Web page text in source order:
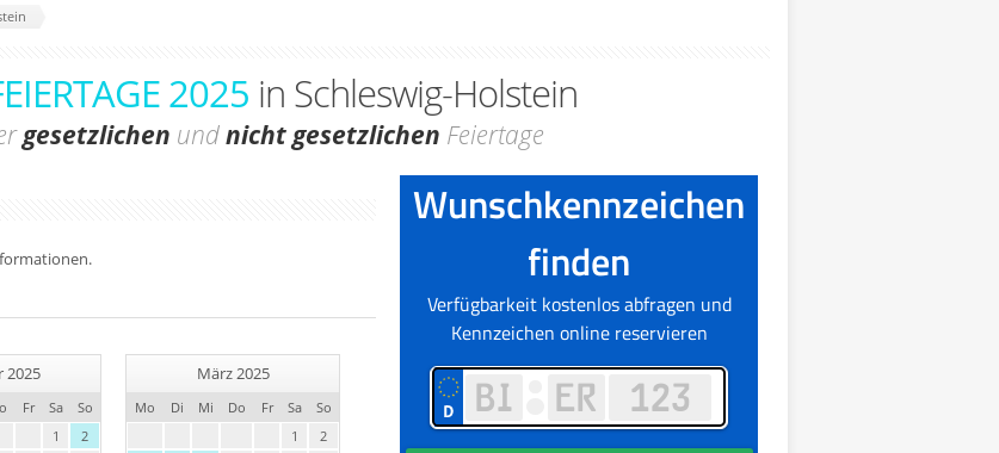
2025 in Schleswig-Holstein
gesetzlichen undnicht gesetzlichen Feiertage
2025
Fr Sa
So
1
2
März 2025
Mo Di Mi Do Fr Sa
So
1
2